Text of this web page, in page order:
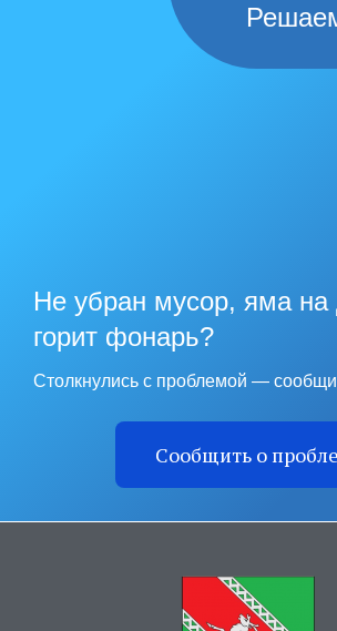
Не убран мусор, яма на
горит фонарь?
Столкнулись с проблемой —
Сообщить о